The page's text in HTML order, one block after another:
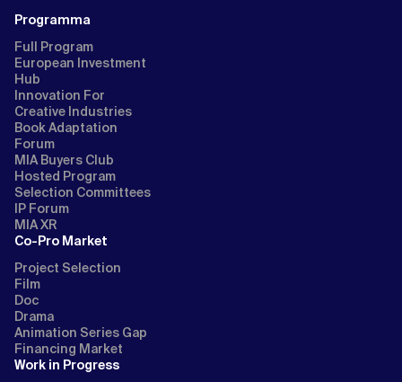
Programma
Full Program
European Investment
Hub
Innovation For
Creative Industries
Book Adaptation
Forum
MIA Buyers Club
Hosted Program
Selection Committees
IP Forum
MIA XR
Co-Pro Market
Project Selection
Film
Doc
Drama
Animation Series Gap
Financing Market
Work in Progress